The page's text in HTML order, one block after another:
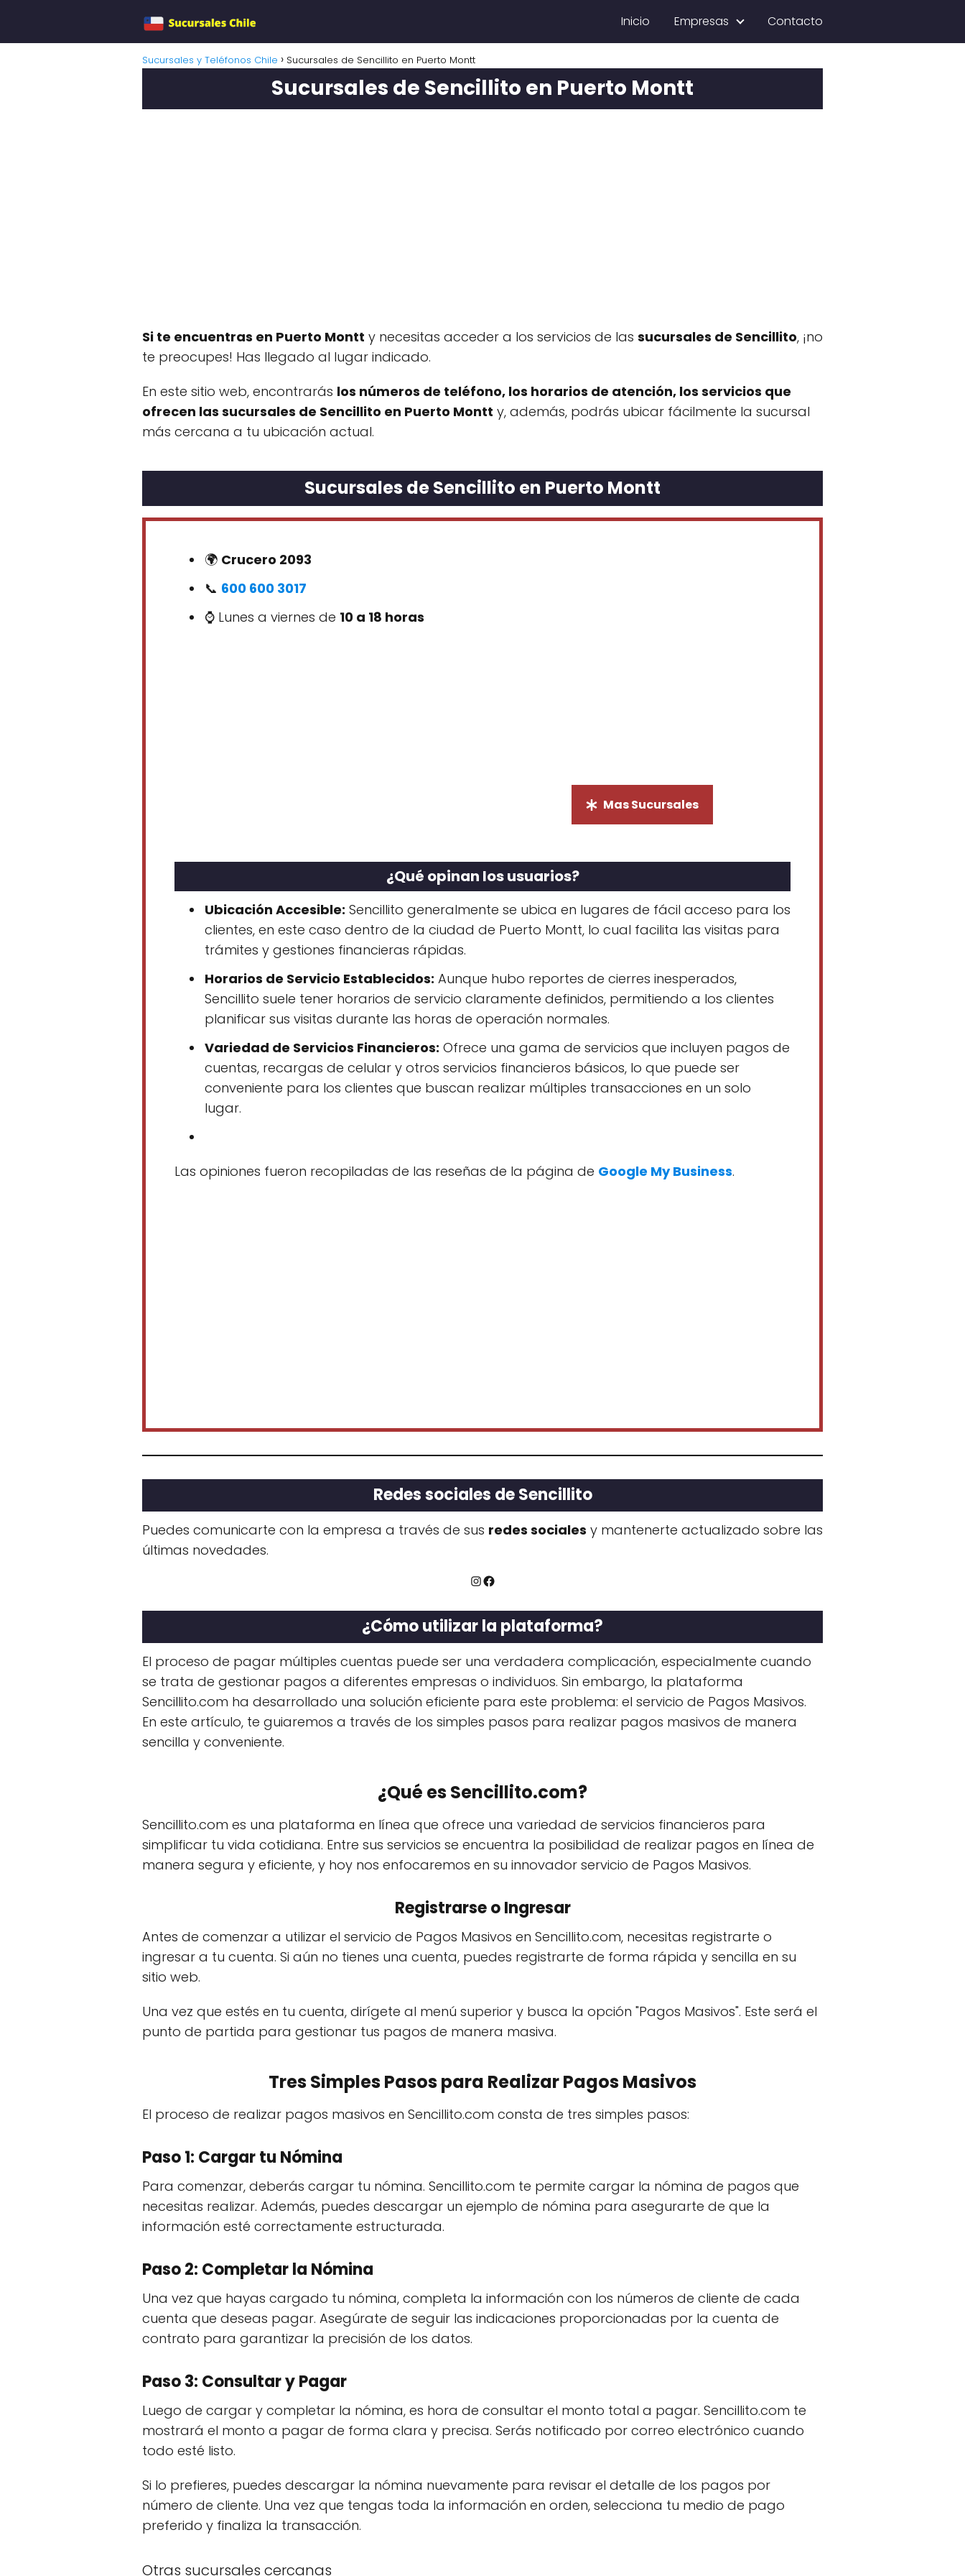
Inicio Empresas Contacto
Sucursales y Teléfonos Chile Sucursales de Sencillito en Puerto Montt
Sucursales de Sencillito en Puerto Montt
Si te encuentras en Puerto Montt y necesitas acceder a los servicios de las sucursales de Sencillito, ¡no
te preocupes! Has llegado al lugar indicado.
En este sitio web, encontrarás los números de teléfono, los horarios de atención, los servicios que
ofrecen las sucursales de Sencillito en Puerto Montt y, además, podrás ubicar fácilmente la sucursal
más cercana a tu ubicación actual.
Sucursales de Sencillito en Puerto Montt
🌍 Crucero 2093
📞 600 600 3017
⌚ Lunes a viernes de 10 a 18 horas
Mas Sucursales
¿Qué opinan los usuarios?
Ubicación Accesible: Sencillito generalmente se ubica en lugares de fácil acceso para los
clientes, en este caso dentro de la ciudad de Puerto Montt, lo cual facilita las visitas para
trámites y gestiones financieras rápidas.
Horarios de Servicio Establecidos: Aunque hubo reportes de cierres inesperados,
Sencillito suele tener horarios de servicio claramente definidos, permitiendo a los clientes
planificar sus visitas durante las horas de operación normales.
Variedad de Servicios Financieros: Ofrece una gama de servicios que incluyen pagos de
cuentas, recargas de celular y otros servicios financieros básicos, lo que puede ser
conveniente para los clientes que buscan realizar múltiples transacciones en un solo
lugar.
Las opiniones fueron recopiladas de las reseñas de la página de Google My Business.
Redes sociales de Sencillito
Puedes comunicarte con la empresa a través de sus redes sociales y mantenerte actualizado sobre las
últimas novedades.
Instagram
Facebook
¿Cómo utilizar la plataforma?
El proceso de pagar múltiples cuentas puede ser una verdadera complicación, especialmente cuando
se trata de gestionar pagos a diferentes empresas o individuos. Sin embargo, la plataforma
Sencillito.com ha desarrollado una solución eficiente para este problema: el servicio de Pagos Masivos.
En este artículo, te guiaremos a través de los simples pasos para realizar pagos masivos de manera
sencilla y conveniente.
¿Qué es Sencillito.com?
Sencillito.com es una plataforma en línea que ofrece una variedad de servicios financieros para
simplificar tu vida cotidiana. Entre sus servicios se encuentra la posibilidad de realizar pagos en línea de
manera segura y eficiente, y hoy nos enfocaremos en su innovador servicio de Pagos Masivos.
Registrarse o Ingresar
Antes de comenzar a utilizar el servicio de Pagos Masivos en Sencillito.com, necesitas registrarte o
ingresar a tu cuenta. Si aún no tienes una cuenta, puedes registrarte de forma rápida y sencilla en su
sitio web.
Una vez que estés en tu cuenta, dirígete al menú superior y busca la opción "Pagos Masivos". Este será el
punto de partida para gestionar tus pagos de manera masiva.
Tres Simples Pasos para Realizar Pagos Masivos
El proceso de realizar pagos masivos en Sencillito.com consta de tres simples pasos:
Paso 1: Cargar tu Nómina
Para comenzar, deberás cargar tu nómina. Sencillito.com te permite cargar la nómina de pagos que
necesitas realizar. Además, puedes descargar un ejemplo de nómina para asegurarte de que la
información esté correctamente estructurada.
Paso 2: Completar la Nómina
Una vez que hayas cargado tu nómina, completa la información con los números de cliente de cada
cuenta que deseas pagar. Asegúrate de seguir las indicaciones proporcionadas por la cuenta de
contrato para garantizar la precisión de los datos.
Paso 3: Consultar y Pagar
Luego de cargar y completar la nómina, es hora de consultar el monto total a pagar. Sencillito.com te
mostrará el monto a pagar de forma clara y precisa. Serás notificado por correo electrónico cuando
todo esté listo.
Si lo prefieres, puedes descargar la nómina nuevamente para revisar el detalle de los pagos por
número de cliente. Una vez que tengas toda la información en orden, selecciona tu medio de pago
preferido y finaliza la transacción.
Otras sucursales cercanas